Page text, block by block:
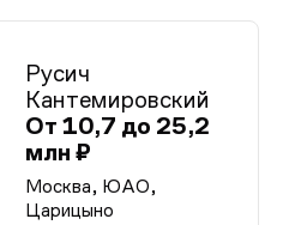
Русич
Кантемировский
От 10,7 до 25,2
млн ₽
Москва, ЮАО,
Царицыно